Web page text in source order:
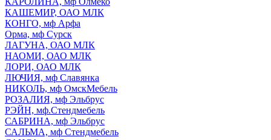
КАШЕМИР, ОАО МЛК
КОНГО, мф Арфа
Орма, мф Сурск
ЛАГУНА, ОАО МЛК
НАОМИ, ОАО МЛК
ЛОРИ, ОАО МЛК
ЛЮЧИЯ, мф Славянка
НИКОЛЬ, мф ОмскМебель
РОЗАЛИЯ, мф Эльбрус
РЭЙН, мф.Стендмебель
САБРИНА, мф Эльбрус
САЛЬМА, мф Стендмебель